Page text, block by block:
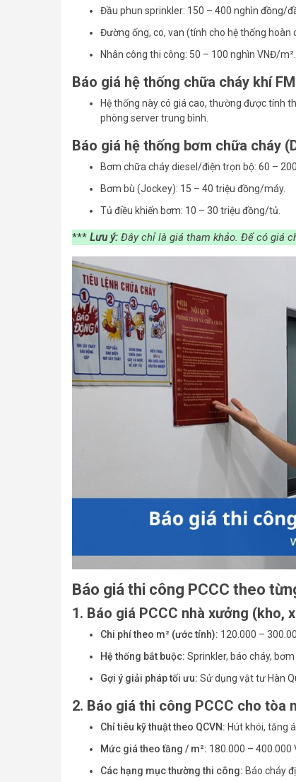
Đầu phun sprinkler: 150 – 400 nghìn đồng/
Đường ống, co, van (tính cho hệ thống hoàn
Nhân công thi công: 50 – 100 nghìn VNĐ/m².
Báo giá hệ thống chữa cháy khí
Hệ thống này có giá cao, thường được tính
phòng server trung bình.
Báo giá hệ thống bơm chữa cháy
Bơm chữa cháy diesel/điện trọn bộ: 60 –
Bơm bù (Jockey): 15 – 40 triệu đồng/máy.
Tủ điều khiển bơm: 10 – 30 triệu đồng/tủ.
*** Lưu ý: Đây chỉ là giá tham khảo. Để có giá
Báo giá thi công PCCC theo
1. Báo giá PCCC nhà xưởng (kho,
Chi phí theo m² (ước tính): 120.000 –
Hệ thống bắt buộc: Sprinkler, báo cháy,
Gợi ý giải pháp tối ưu: Sử dụng vật tư Hàn
2. Báo giá thi công PCCC cho tòa
Chỉ tiêu kỹ thuật theo QCVN: Hút khói, tăng
Mức giá theo tầng / m²: 180.000 – 400.000
Các hạng mục thường thi công: Báo cháy